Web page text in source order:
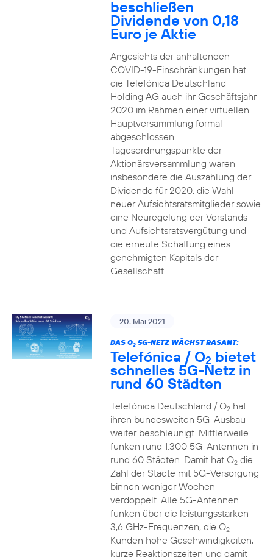
beschließen
Dividende von 0,18
Euro je Aktie
Angesichts der anhaltenden
COVID-19-Einschränkungen hat
die Telefónica Deutschland
Holding AG auch ihr Geschäftsjahr
2020 im Rahmen einer virtuellen
Hauptversammlung formal
abgeschlossen.
Tagesordnungspunkte der
Aktionärsversammlung waren
insbesondere die Auszahlung der
Dividende für 2020, die Wahl
neuer Aufsichtsratsmitglieder sowie
eine Neuregelung der Vorstands-
und Aufsichtsratsvergütung und
die erneute Schaffung eines
genehmigten Kapitals der
Gesellschaft.
20. Mai 2021
DAS O25G-NETZ WÄCHST RASANT:
Telefónica / O2 bietet
schnelles 5G-Netz in
rund 60 Städten
Telefónica Deutschland / O2hat
ihren bundesweiten 5G-Ausbau
weiter beschleunigt. Mittlerweile
funken rund 1.300 5G-Antennen in
rund 60 Städten. Damit hat O2die
Zahl der Städte mit 5G-Versorgung
binnen weniger Wochen
verdoppelt. Alle 5G-Antennen
funken über die leistungsstarken
3,6 GHz-Frequenzen, die O2
Kunden hohe Geschwindigkeiten,
kurze Reaktionszeiten und damit